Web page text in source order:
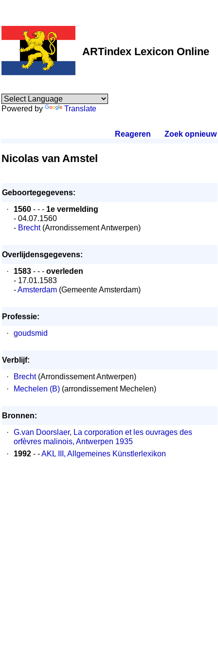
ARTindex Lexicon Online
Powered by Translate
Reageren Zoek opnieuw.
Nicolas van Amstel
Geboortegegevens:
·
1560 - - - 1e vermelding
- 04.07.1560
- Brecht(Arrondissement Antwerpen)
Overlijdensgegevens:
·
1583 - - - overleden
- 17.01.1583
-Amsterdam (Gemeente Amsterdam)
Professie:
·
goudsmid
Verblijf:
·
Brecht(Arrondissement Antwerpen)
·
Mechelen (B) (arrondissement Mechelen)
Bronnen:
·
G.van Doorslaer, La corporation et les ouvrages des
orfèvres malinois, Antwerpen 1935
·
1992 - -AKL III, Allgemeines Künstlerlexikon